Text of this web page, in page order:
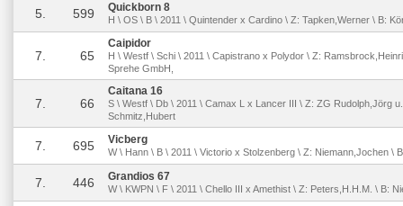
5. 599 Quickborn 8
H \ OS \ B \ 2011 \ Quintender x Cardino \ Z: Tapken,Werner \ B:
7. 65
Caipidor
H \ Westf \ Schi \ 2011 \ Capistrano x Polydor \ Z:
Sprehe GmbH,
7. 66
Caitana 16
S \ Westf \ Db \ 2011 \ Camax L x Lancer III \ Z: ZG Rudolph,Jörg
Schmitz,Hubert
7. 695 Vicberg
W \ Hann \ B \ 2011 \ Victorio x Stolzenberg \ Z: Niemann,Jochen \
7. 446 Grandios 67
W \ KWPN \ F \ 2011 \ Chello III x Amethist \ Z: Peters,H.H.M. \ B: